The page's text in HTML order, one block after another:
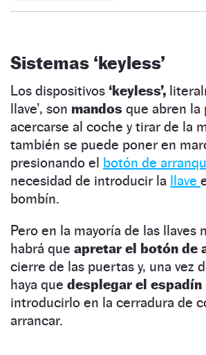
Sistemas ‘keyless’
Los dispositivos ‘keyless’,
llave’, son mandos que abren la
acercarse al coche y tirar de la
también se puede poner en
presionando el botón de
necesidad de introducir la llave
bombín.
Pero en la mayoría de las llaves
habrá que apretar el botón de
cierre de las puertas y, una vez
haya que desplegar el espadín
introducirlo en la cerradura de
arrancar.